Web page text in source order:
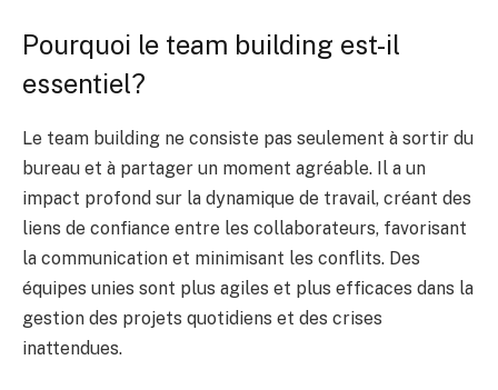
Pourquoi le team building est-il
essentiel?
Le team building ne consiste pas seulement à sortir du
bureau et à partager un moment agréable. Il a un
impact profond sur la dynamique de travail, créant des
liens de confiance entre les collaborateurs, favorisant
la communication et minimisant les conflits. Des
équipes unies sont plus agiles et plus efficaces dans la
gestion des projets quotidiens et des crises
inattendues.